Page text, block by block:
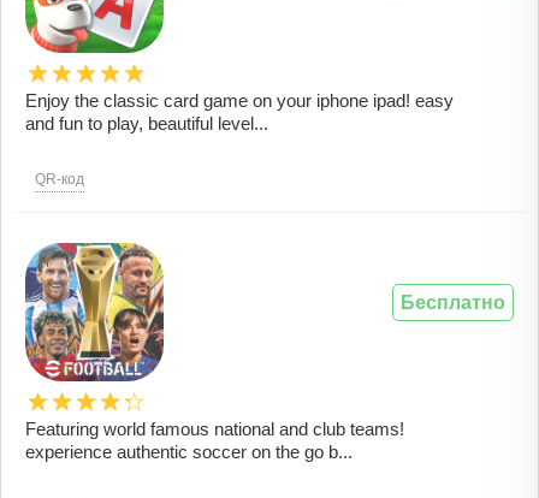
Enjoy the classic card game on your iphone ipad! easy
and fun to play, beautiful level...
QR-код
Featuring world famous national and club teams!
experience authentic soccer on the go b...
Бесплатно